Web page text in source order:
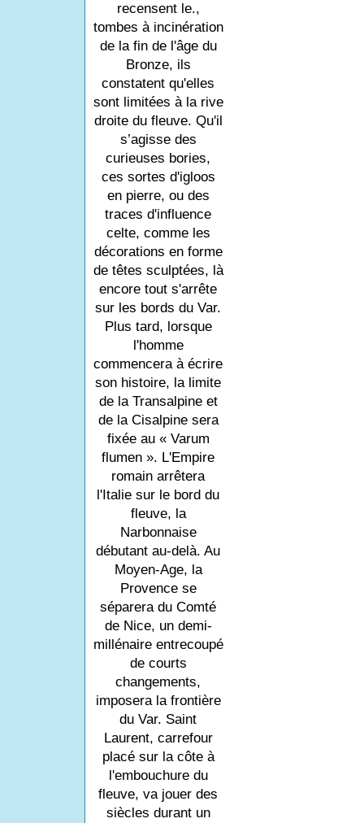
recensent le.,
tombes à incinération
de la fin de l'âge du
Bronze, ils
constatent qu'elles
sont limitées à la rive
droite du fleuve. Qu'il
s’agisse des
curieuses bories,
ces sortes d'igloos
en pierre, ou des
traces d'influence
celte, comme les
décorations en forme
de têtes sculptées, là
encore tout s'arrête
sur les bords du Var.
Plus tard, lorsque
l'homme
commencera à écrire
son histoire, la limite
de la Transalpine et
de la Cisalpine sera
fixée au « Varum
flumen ». L'Empire
romain arrêtera
l'Italie sur le bord du
fleuve, la
Narbonnaise
débutant au-delà. Au
Moyen-Age, la
Provence se
séparera du Comté
de Nice, un demi-
millénaire entrecoupé
de courts
changements,
imposera la frontière
du Var. Saint
Laurent, carrefour
placé sur la côte à
l'embouchure du
fleuve, va jouer des
siècles durant un